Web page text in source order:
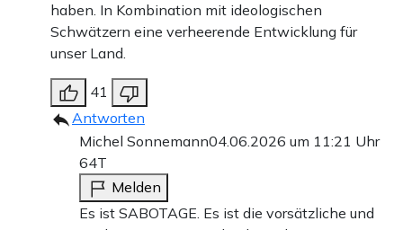
haben. In Kombination mit ideologischen
Schwätzern eine verheerende Entwicklung für
unser Land.
41
Antworten
Michel Sonnemann04.06.2026 um 11:21 Uhr
64T
Melden
Es ist SABOTAGE. Es ist die vorsätzliche und